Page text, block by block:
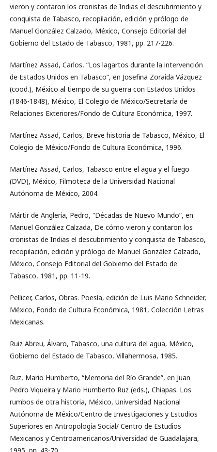
vieron y contaron los cronistas de Indias el descubrimiento y
conquista de Tabasco, recopilación, edición y prólogo de
Manuel González Calzado, México, Consejo Editorial del
Gobierno del Estado de Tabasco, 1981, pp. 217-226.
Martínez Assad, Carlos, “Los lagartos durante la intervención
de Estados Unidos en Tabasco”, en Josefina Zoraida Vázquez
(cood.), México al tiempo de su guerra con Estados Unidos
(1846-1848), México, El Colegio de México/Secretaría de
Relaciones Exteriores/Fondo de Cultura Económica, 1997.
Martínez Assad, Carlos, Breve historia de Tabasco, México, El
Colegio de México/Fondo de Cultura Económica, 1996.
Martínez Assad, Carlos, Tabasco entre el agua y el fuego
(DVD), México, Filmoteca de la Universidad Nacional
Autónoma de México, 2004.
Mártir de Anglería, Pedro, “Décadas de Nuevo Mundo”, en
Manuel González Calzada, De cómo vieron y contaron los
cronistas de Indias el descubrimiento y conquista de Tabasco,
recopilación, edición y prólogo de Manuel González Calzado,
México, Consejo Editorial del Gobierno del Estado de
Tabasco, 1981, pp. 11-19.
Pellicer, Carlos, Obras. Poesía, edición de Luis Mario Schneider,
México, Fondo de Cultura Económica, 1981, Colección Letras
Mexicanas.
Ruiz Abreu, Álvaro, Tabasco, una cultura del agua, México,
Gobierno del Estado de Tabasco, Villahermosa, 1985.
Ruz, Mario Humberto, “Memoria del Río Grande”, en Juan
Pedro Viqueira y Mario Humberto Ruz (eds.), Chiapas. Los
rumbos de otra historia, México, Universidad Nacional
Autónoma de México/Centro de Investigaciones y Estudios
Superiores en Antropología Social/ Centro de Estudios
Mexicanos y Centroamericanos/Universidad de Guadalajara,